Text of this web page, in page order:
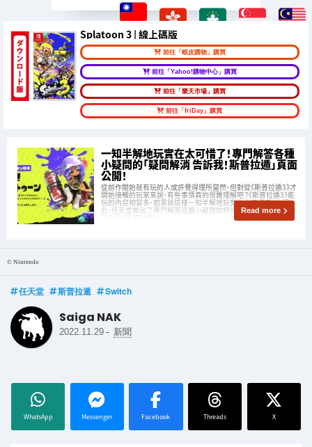
Splatoon 3 | 線上碼版
前往「蝦皮購物」購買
前往「Yahoo!購物中心」購買
前往「樂天市場」購買
前往「friDay」購買
一知半解地玩實在太可惜了！專門解答各種
小疑問的「疑問解消 告訴我！斯普拉遁」頁面
公開！
從前作開始就有玩的人或許覺得理所當然，但對從《斯普拉遁3》才
開始接觸的玩家來說，有些事情真的很難理解吧？《斯普拉遁3》能
玩的內容相當多，如果就這樣一知半解地玩實在太可惜了！也因
此，任天堂推出了專門解答這類小疑問的特設頁面——《疑問解消
Read more
© Nintendo
任天堂 斯普拉遁 Switch
Saiga NAK
2022.11.29 - 新聞
WhatsApp Messenger Facebook Threads X